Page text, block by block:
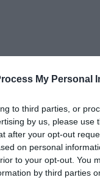
My Personal
to third parties, or
by us, please use
after your opt-out
on personal
to your opt-out. You
by third parties